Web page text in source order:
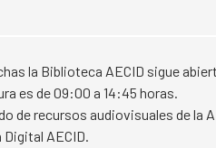
la Biblioteca AECID sigue
es de 09:00 a 14:45 horas.
de recursos audiovisuales de la
AECID.